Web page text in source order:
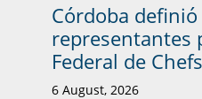
Córdoba definió
representantes
Federal de
6 August, 2026